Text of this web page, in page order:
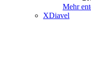
Mehr
XDiavel